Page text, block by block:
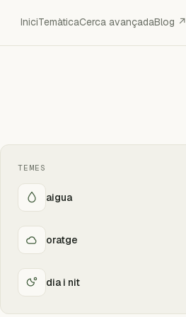
IniciTemàticaCerca avançadaBlog ↗
TEMES
aigua
oratge
dia i nit